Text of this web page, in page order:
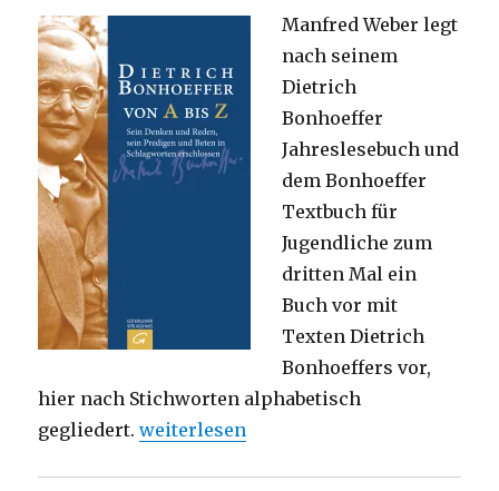
Manfred Weber legt
nach seinem
Dietrich
Bonhoeffer
Jahreslesebuch und
dem Bonhoeffer
Textbuch für
Jugendliche zum
dritten Mal ein
Buch vor mit
Texten Dietrich
Bonhoeffers vor,
hier nach Stichworten alphabetisch
gegliedert.„Kleines Bonhoeffer Handbuch –
weiterlesen